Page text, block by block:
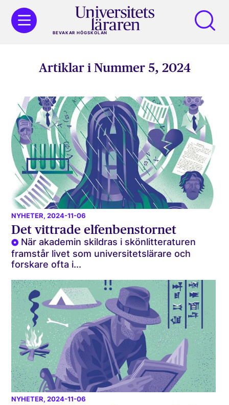
BEVAKAR HÖGSKOLAN
Artiklar i Nummer 5, 2024
NYHETER, 2024-11-06
Det vittrade elfenbenstornet
När akademin skildras i skönlitteraturen
framstår livet som universitetslärare och
forskare ofta i...
NYHETER, 2024-11-06